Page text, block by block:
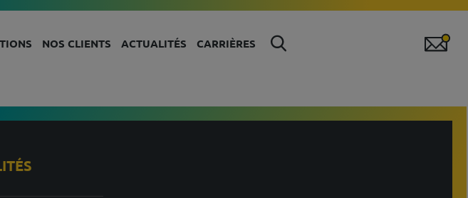
NOS CLIENTS ACTUALITÉS CARRIÈRES